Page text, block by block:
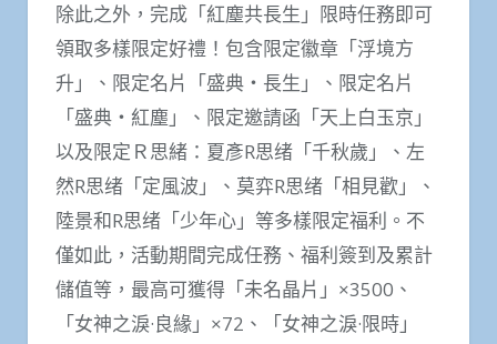
除此之外，完成「紅塵共長生」限時任務即可
領取多樣限定好禮！包含限定徽章「浮境方
升」、限定名片「盛典‧長生」、限定名片
「盛典‧紅塵」、限定邀請函「天上白玉京」
以及限定Ｒ思緒：夏彥R思绪「千秋歲」、左
然R思绪「定風波」、莫弈R思绪「相見歡」、
陸景和R思绪「少年心」等多樣限定福利。不
僅如此，活動期間完成任務、福利簽到及累計
儲值等，最高可獲得「未名晶片」×3500、
「女神之淚·良緣」×72、「女神之淚·限時」